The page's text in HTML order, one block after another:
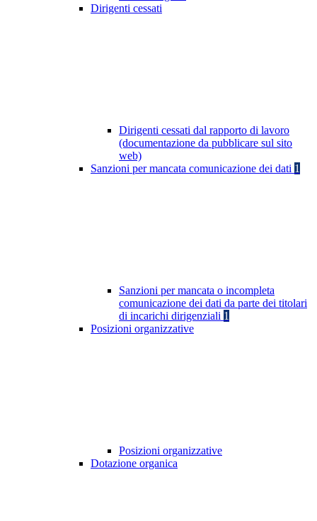
Dirigenti cessati
Dirigenti cessati dal rapporto di lavoro
(documentazione da pubblicare sul sito
web)
Sanzioni per mancata comunicazione dei dati 1
Sanzioni per mancata o incompleta
comunicazione dei dati da parte dei titolari
di incarichi dirigenziali 1
Posizioni organizzative
Posizioni organizzative
Dotazione organica